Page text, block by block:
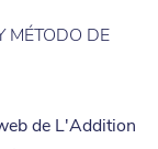
MÉTODO DE
de L'Addition